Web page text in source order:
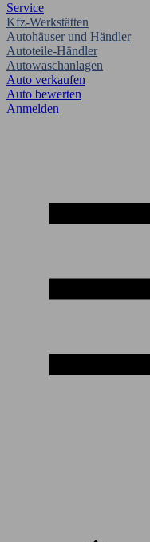
Service
Kfz-Werkstätten
Autohäuser und Händler
Autoteile-Händler
Autowaschanlagen
Auto verkaufen
Auto bewerten
Anmelden